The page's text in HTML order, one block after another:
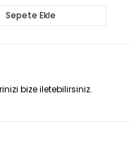
Sepete Ekle
bize iletebilirsiniz.